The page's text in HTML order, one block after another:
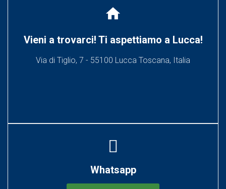
home
Vieni a trovarci! Ti aspettiamo a Lucca!
Via di Tiglio, 7 - 55100 Lucca Toscana, Italia
Whatsapp